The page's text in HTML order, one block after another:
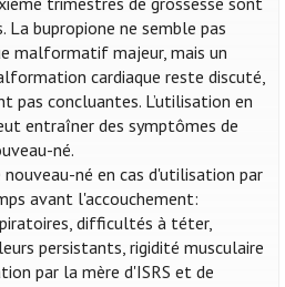
bupropione ne semble pas
malformatif majeur, mais un
cardiaque reste discuté,
pas concluantes. L’utilisation en
entraîner des symptômes de
né.
né en cas d'utilisation par
avant l'accouchement:
difficultés à téter,
persistants, rigidité musculaire
par la mère d'ISRS et de